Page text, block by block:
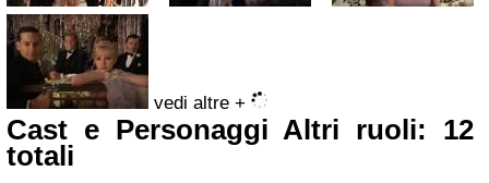
vedi altre +
Cast e Personaggi Altri ruoli: 12
totali